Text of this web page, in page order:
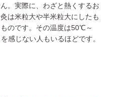
。実際に、わざと熱くするお
は米粒大や半米粒大にしたも
のです。その温度は50℃～
感じない人もいるほどです。